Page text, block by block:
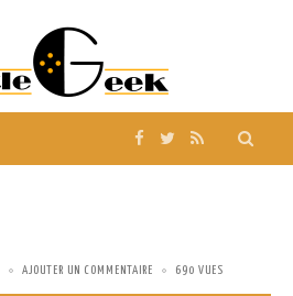
AJOUTER UN COMMENTAIRE 690 VUES